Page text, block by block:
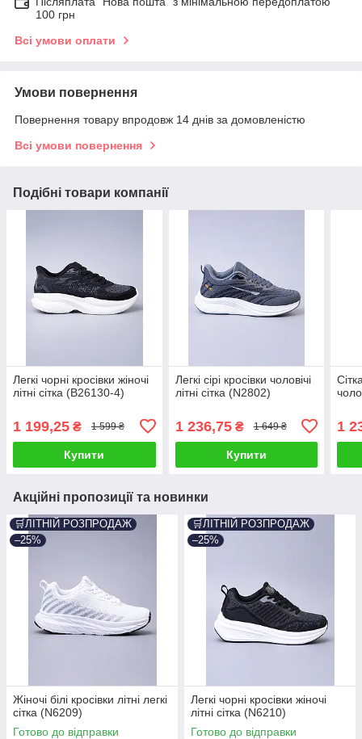
100 грн
Всі умови оплати
Умови повернення
Повернення товару впродовж 14 днів за домовленістю
Всі умови повернення
Подібні товари компанії
Легкі чорні кросівки жіночі
літні сітка (B26130-4)
1 199,25 ₴ 1 599 ₴
Купити
Легкі сірі кросівки чоловічі
літні сітка (N2802)
1 236,75₴ 1 649 ₴
Купити
1
Акційні пропозиції та новинки
🛒ЛІТНІЙ РОЗПРОДАЖ
–25%
Жіночі білі кросівки літні легкі
сітка (N6209)
Готово до відправки
🛒ЛІТНІЙ РОЗПРОДАЖ
–25%
Легкі чорні кросівки жіночі
літні сітка (N6210)
Готово до відправки